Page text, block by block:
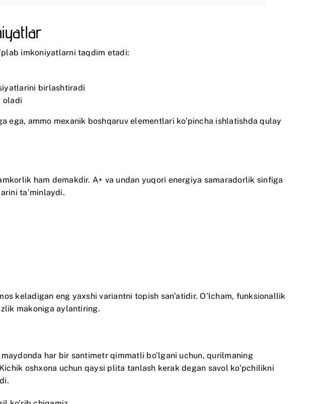
imkoniyatlarni taqdim etadi:
birlashtiradi
oladi
ega, ammo mexanik boshqaruv elementlari ko’pincha ishlatishda qulay
ham demakdir. A+ va undan yuqori energiya samaradorlik sinfiga
ta’minlaydi.
keladigan eng yaxshi variantni topish san’atidir. O’lcham, funksionallik
makoniga aylantiring.
har bir santimetr qimmatli bo’lgani uchun, qurilmaning
oshxona uchun qaysi plita tanlash kerak degan savol ko’pchilikni